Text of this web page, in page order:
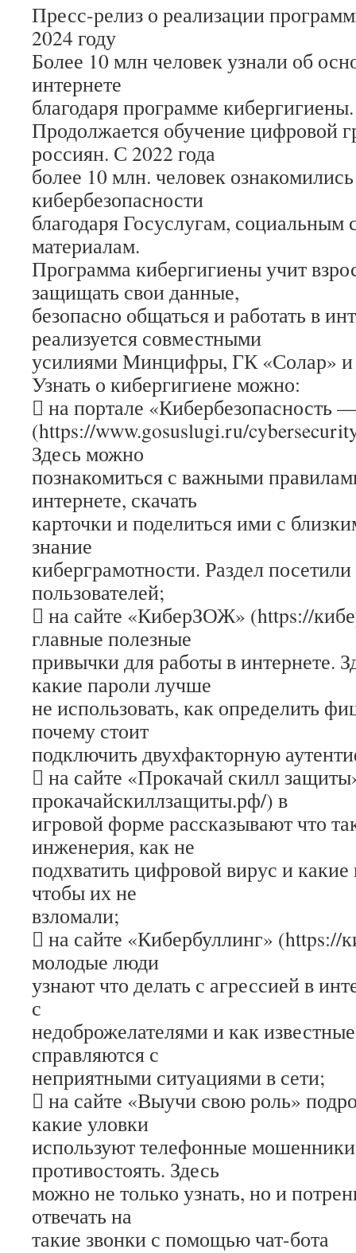
Пресс-релиз о реализации
2024 году
Более 10 млн человек узнали об
интернете
благодаря программе кибергигиены.
Продолжается обучение цифровой
россиян. С 2022 года
более 10 млн. человек
кибербезопасности
благодаря Госуслугам,
материалам.
Программа кибергигиены учит
защищать свои данные,
безопасно общаться и работать в
реализуется совместными
усилиями Минцифры, ГК «Солар»
Узнать о кибергигиене можно:
 на портале «Кибербезопасность
(https://www.gosuslugi.ru/
Здесь можно
познакомиться с важными
интернете, скачать
карточки и поделиться ими с
знание
киберграмотности. Раздел
пользователей;
 на сайте «КиберЗОЖ» (https://
главные полезные
привычки для работы в интернете.
какие пароли лучше
не использовать, как определить
почему стоит
подключить двухфакторную
 на сайте «Прокачай скилл
прокачайскиллзащиты.рф/) в
игровой форме рассказывают что
инженерия, как не
подхватить цифровой вирус и какие
чтобы их не
взломали;
 на сайте «Кибербуллинг» (https://
молодые люди
узнают что делать с агрессией в
с
недоброжелателями и как
справляются с
неприятными ситуациями в сети;
 на сайте «Выучи свою роль»
какие уловки
используют телефонные
противостоять. Здесь
можно не только узнать, но и
отвечать на
такие звонки с помощью чат-бота